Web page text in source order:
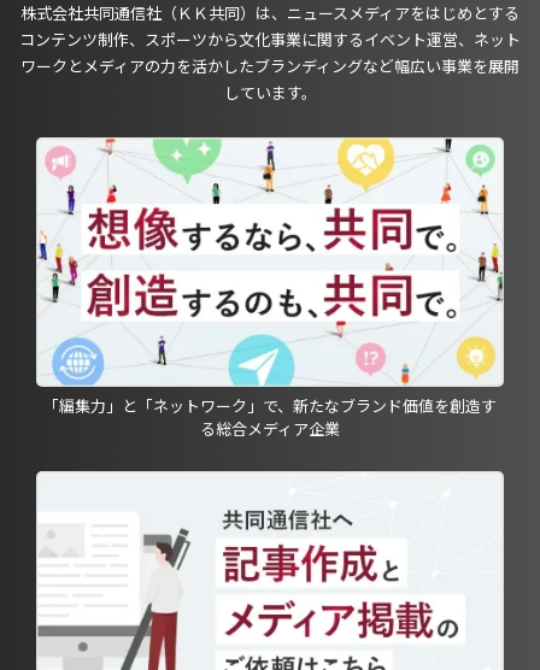
株式会社共同通信社（ＫＫ共同）は、ニュースメディアをはじめとする
コンテンツ制作、スポーツから文化事業に関するイベント運営、ネット
ワークとメディアの力を活かしたブランディングなど幅広い事業を展開
しています。
「編集力」と「ネットワーク」で、新たなブランド価値を創造す
る総合メディア企業